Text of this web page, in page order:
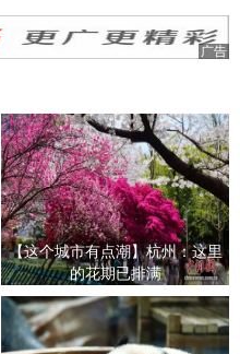
广告
【这个城市有点潮】杭州：这里
的花期已排满